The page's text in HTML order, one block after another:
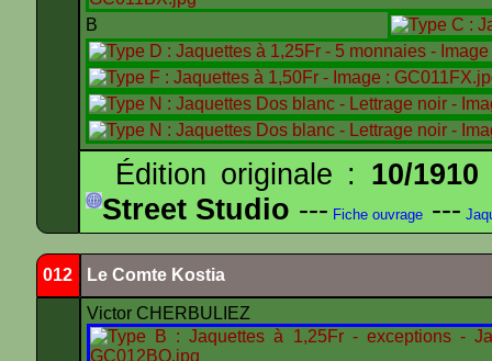
B
Édition originale : 10/1910
Street Studio --- Fiche ouvrage ---
012 Le Comte Kostia
Victor CHERBULIEZ